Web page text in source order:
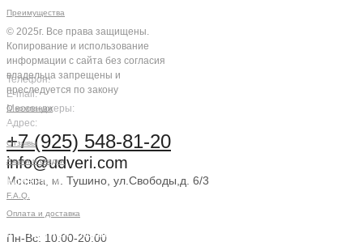
Телефон:
E-mail:
Мессенджеры:
Адрес:
+7 (925) 548-81-20
info@udveri.com
Москва, м. Тушино, ул.Свободы,д. 6/3
Пн-Вс: 10:00-20:00
Преимущества
© 2025г. Все права защищены.
Копирование и использование
информации с сайта без согласия
владельца запрещены и
преследуется по закону
О компании
Компания
Отзывы
Акции и скидки
Клиентам
F.A.Q.
Оплата и доставка
Контактная информация